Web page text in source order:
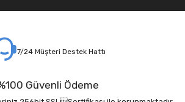
7/24 Müşteri Destek Hattı
Güvenli Ödeme